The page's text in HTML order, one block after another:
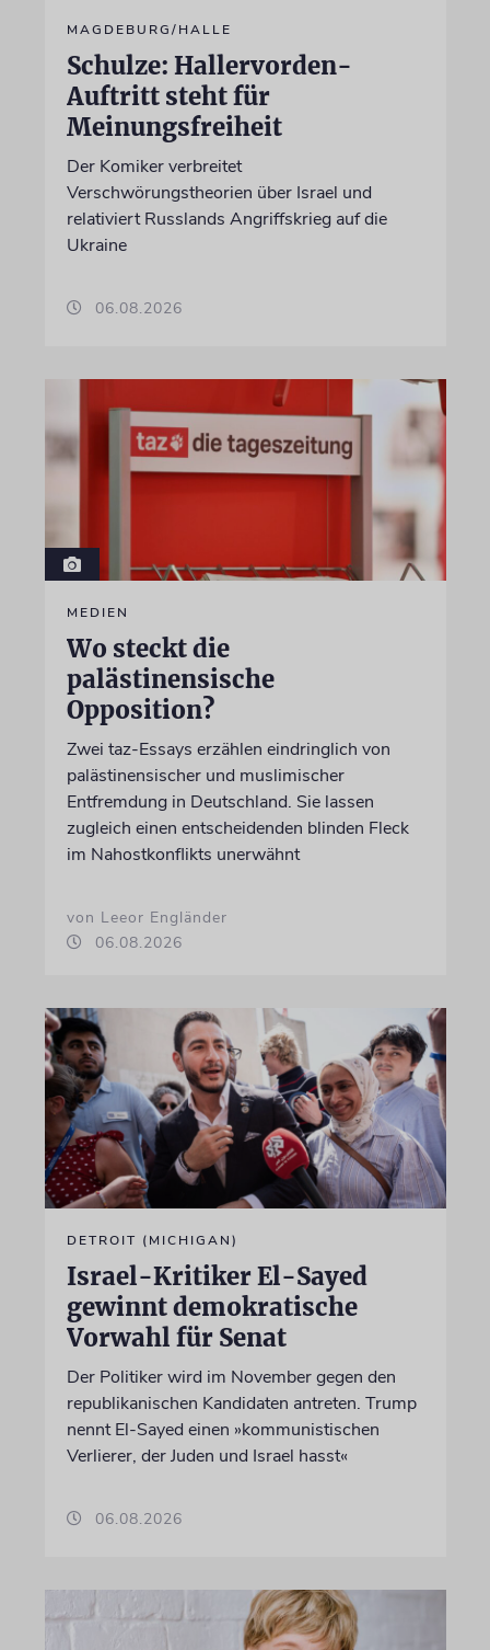
MAGDEBURG/HALLE
Schulze: Hallervorden-
Auftritt steht für
Meinungsfreiheit
Der Komiker verbreitet
Verschwörungstheorien über Israel und
relativiert Russlands Angriffskrieg auf die
Ukraine
06.08.2026
MEDIEN
Wo steckt die
palästinensische
Opposition?
Zwei taz-Essays erzählen eindringlich von
palästinensischer und muslimischer
Entfremdung in Deutschland. Sie lassen
zugleich einen entscheidenden blinden Fleck
im Nahostkonflikts unerwähnt
von Leeor Engländer
06.08.2026
DETROIT (MICHIGAN)
Israel-Kritiker El-Sayed
gewinnt demokratische
Vorwahl für Senat
Der Politiker wird im November gegen den
republikanischen Kandidaten antreten. Trump
nennt El-Sayed einen »kommunistischen
Verlierer, der Juden und Israel hasst«
06.08.2026